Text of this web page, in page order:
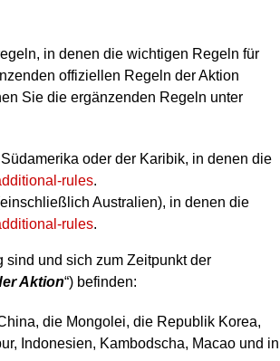
in denen die wichtigen Regeln für
offiziellen Regeln der Aktion
Sie die ergänzenden Regeln unter
oder der Karibik, in denen die
rules.
Australien), in denen die
rules.
sind und sich zum Zeitpunkt der
Aktion“) befinden:
die Mongolei, die Republik Korea,
Indonesien, Kambodscha, Macao und in